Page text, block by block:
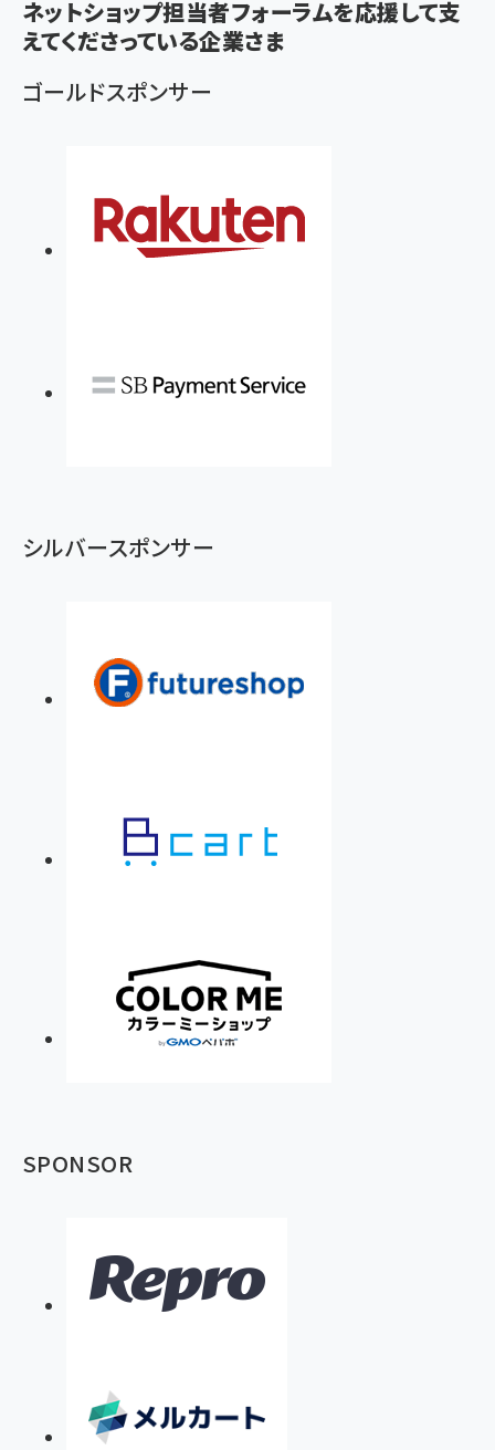
ず
ネットショップ担当者フォーラムを応援して支
えてくださっている企業さま
ゴールドスポンサー
シルバースポンサー
SPONSOR